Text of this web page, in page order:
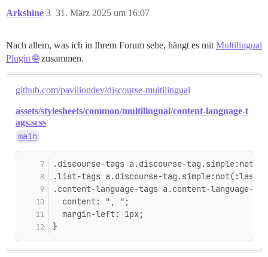
Arkshine 31. März 2025 um 16:07
3
Nach allem, was ich in Ihrem Forum sehe, hängt es mit Multilingual
Plugin 🌐zusammen.
github.com/paviliondev/discourse-multilingual
assets/stylesheets/common/multilingual/content-language-t
ags.scss
main
.discourse-tags a.discourse-
.list-tags a.discourse-
.content-language-tags a.content-
  content: ", ";
  margin-left: 1px;
}